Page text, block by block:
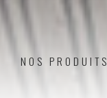
NOS PRODUITS